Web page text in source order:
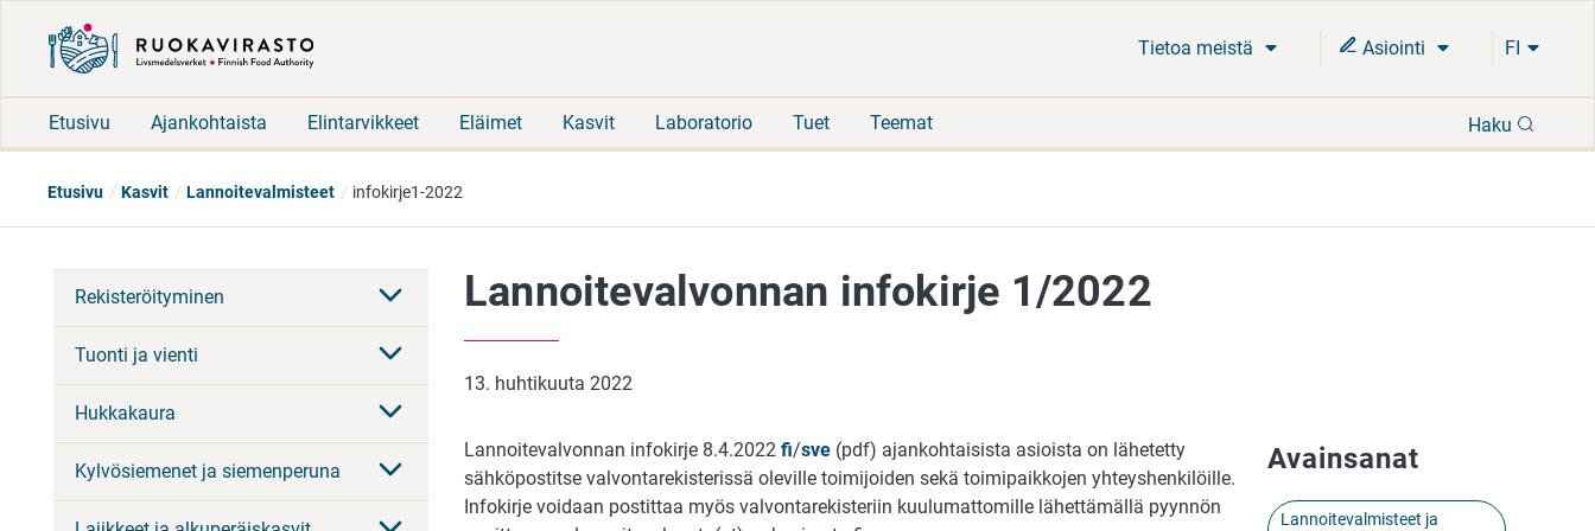
Tietoa meistä Asiointi FI
Etusivu Ajankohtaista Elintarvikkeet Eläimet Kasvit Laboratorio Tuet Teemat Haku
Etusivu Kasvit Lannoitevalmisteet infokirje1-2022
Rekisteröityminen
Tuonti ja vienti
Hukkakaura
Kylvösiemenet ja siemenperuna
Lannoitevalvonnan infokirje 1/2022
13. huhtikuuta 2022
Lannoitevalvonnan infokirje 8.4.2022 fi/sve (pdf) ajankohtaisista asioista on lähetetty
sähköpostitse valvontarekisterissä oleville toimijoiden sekä toimipaikkojen yhteyshenkilöille.
Infokirje voidaan postittaa myös valvontarekisteriin kuulumattomille lähettämällä pyynnön
Avainsanat
Lannoitevalmisteet ja